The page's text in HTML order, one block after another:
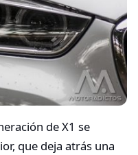
de X1 se
que deja atrás una